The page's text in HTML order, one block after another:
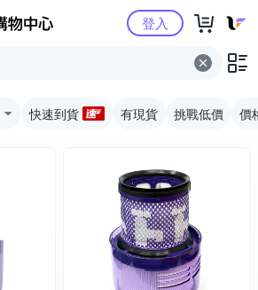
Yahoo購物中心登入
快速到貨 有現貨 挑戰低價 價